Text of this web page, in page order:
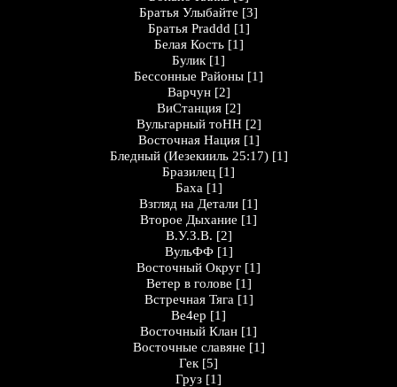
Братья Улыбайте [3]
Братья Praddd [1]
Белая Кость [1]
Булик [1]
Бессонные Районы [1]
Варчун [2]
ВиСтанция [2]
Вульгарный тоНН [2]
Восточная Нация [1]
Бледный (Иезекииль 25:17) [1]
Бразилец [1]
Баха [1]
Взгляд на Детали [1]
Второе Дыхание [1]
В.У.З.В. [2]
ВульФФ [1]
Восточный Округ [1]
Ветер в голове [1]
Встречная Тяга [1]
Ве4ер [1]
Восточный Клан [1]
Восточные славяне [1]
Гек [5]
Груз [1]